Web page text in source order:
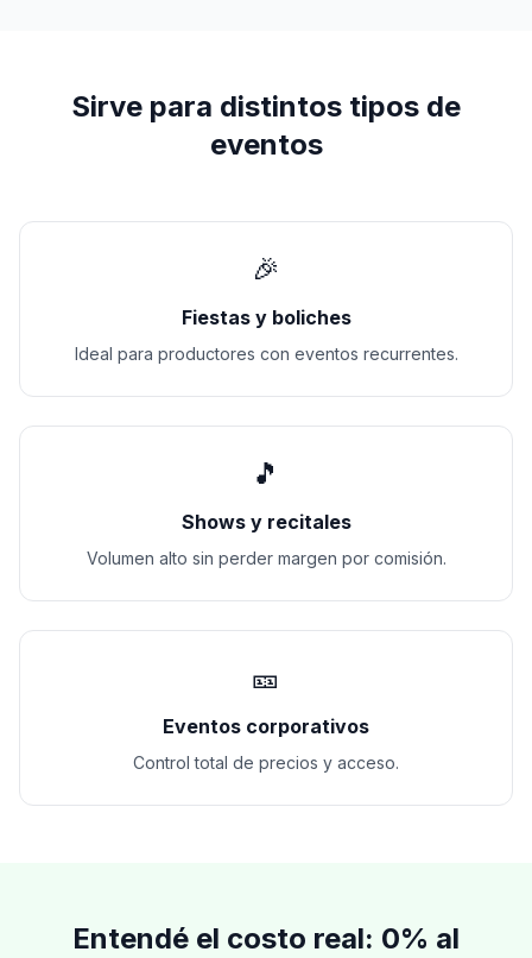
Sirve para distintos tipos de
eventos
🎉
Fiestas y boliches
Ideal para productores con eventos recurrentes.
🎵
Shows y recitales
Volumen alto sin perder margen por comisión.
🎫
Eventos corporativos
Control total de precios y acceso.
Entendé el costo real: 0% al